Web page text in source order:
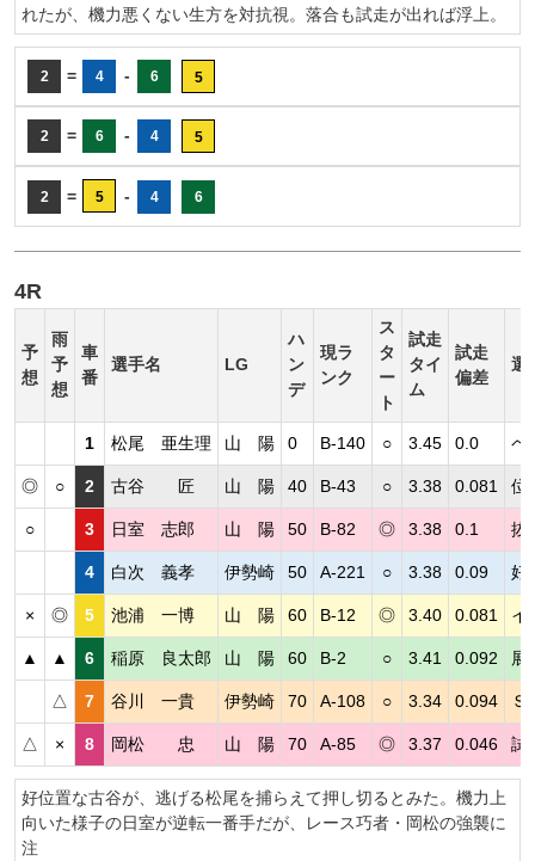
れたが、機力悪くない生方を対抗視。落合も試走が出れば浮上。
2 = 4 - 6 5
2 = 6 - 4 5
2 = 5 - 4 6
4R
予
想
雨
予
想
車
番
選手名 LG
ハ
ン
デ
現ラ
ンク
ス
タ
ー
ト
試走
タイ
ム
試走
偏差
選
1 松尾 亜生理 山 陽 0 B-140 ○ 3.45 0.0 ペ
◎ ○ 2 古谷 匠 山 陽 40 B-43 ○ 3.38 0.081 位
○ 3 日室 志郎 山 陽 50 B-82 ◎ 3.38 0.1 抜
4 白次 義孝 伊勢崎 50 A-221 ○ 3.38 0.09 好
× ◎ 5 池浦 一博 山 陽 60 B-12 ◎ 3.40 0.081 イ
▲ ▲ 6 稲原 良太郎 山 陽 60 B-2 ○ 3.41 0.092 展
△ 7 谷川 一貴 伊勢崎 70 A-108 ○ 3.34 0.094 Ｓ
△ × 8 岡松 忠 山 陽 70 A-85 ◎ 3.37 0.046 試
好位置な古谷が、逃げる松尾を捕らえて押し切るとみた。機力上
向いた様子の日室が逆転一番手だが、レース巧者・岡松の強襲に
注